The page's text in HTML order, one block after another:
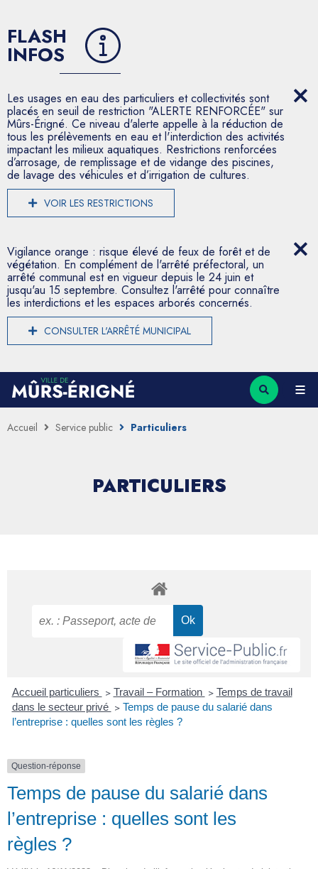
FLASH
INFOS
Les usages en eau des particuliers et collectivités sont
placés en seuil de restriction "ALERTE RENFORCÉE" sur
Mûrs-Érigné. Ce niveau d'alerte appelle à la réduction de
tous les prélèvements en eau et l'interdiction des activités
impactant les milieux aquatiques. Restrictions renforcées
d’arrosage, de remplissage et de vidange des piscines,
de lavage des véhicules et d’irrigation de cultures.
VOIR LES RESTRICTIONS
Vigilance orange : risque élevé de feux de forêt et de
végétation. En complément de l'arrêté préfectoral, un
arrêté communal est en vigueur depuis le 24 juin et
jusqu'au 15 septembre. Consultez l'arrêté pour connaître
les interdictions et les espaces arborés concernés.
CONSULTER L'ARRÊTÉ MUNICIPAL
Accueil Service public Particuliers
PARTICULIERS
Accueil particuliers > Travail – Formation > Temps de travail
dans le secteur privé > Temps de pause du salarié dans
l’entreprise : quelles sont les règles ?
Question-réponse
Temps de pause du salarié dans
l’entreprise : quelles sont les
règles ?